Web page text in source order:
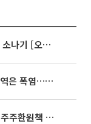
35도 안팎 무더위 이어져…전국 곳곳 소나기 [오늘 날씨]
동해안은 시간당 80㎜ 폭우, 그 외 지역은 폭염…‘극과 극 날씨’
SK하이닉스, 분기배당 375원 확정…주주환원책 9월로 앞당겨 발표